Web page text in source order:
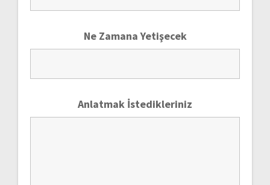
Ne Zamana Yetişecek
Anlatmak İstedikleriniz